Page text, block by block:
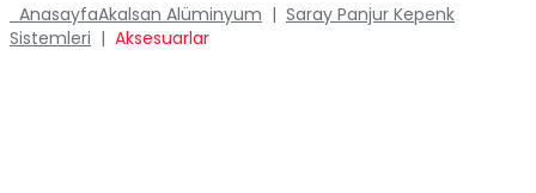
AnasayfaAkalsan Alüminyum | Saray Panjur Kepenk
Sistemleri | Aksesuarlar